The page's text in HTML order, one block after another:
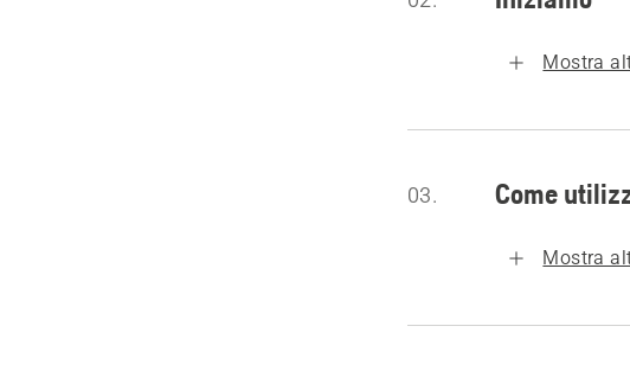
Mostra
03. Come
Mostra